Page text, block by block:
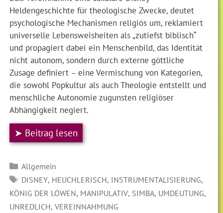
Heldengeschichte für theologische Zwecke, deutet
psychologische Mechanismen religiös um, reklamiert
universelle Lebensweisheiten als „zutiefst biblisch“
und propagiert dabei ein Menschenbild, das Identität
nicht autonom, sondern durch externe göttliche
Zusage definiert – eine Vermischung von Kategorien,
die sowohl Popkultur als auch Theologie entstellt und
menschliche Autonomie zugunsten religiöser
Abhängigkeit negiert.
➤ Beitrag lesen
Kategorien
Allgemein
SCHLAGWÖRTER
DISNEY, HEUCHLERISCH, INSTRUMENTALISIERUNG,
KÖNIG DER LÖWEN, MANIPULATIV, SIMBA, UMDEUTUNG,
UNREDLICH,VEREINNAHMUNG